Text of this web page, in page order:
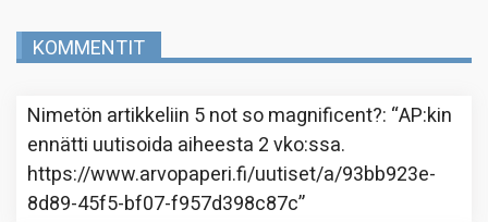
KOMMENTIT
Nimetön artikkeliin 5 not so magnificent?: “AP:kin
ennätti uutisoida aiheesta 2 vko:ssa.
https://www.arvopaperi.fi/uutiset/a/93bb923e-
8d89-45f5-bf07-f957d398c87c”